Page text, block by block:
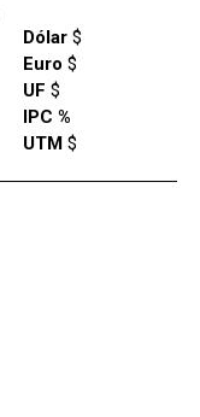
Dólar$
Euro $
UF $
IPC %
UTM$